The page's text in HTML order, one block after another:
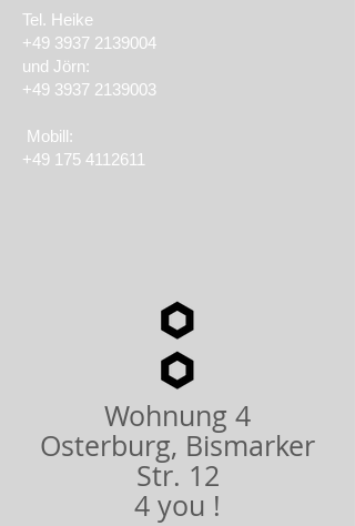
Tel. Heike
+49 3937 2139004
und Jörn:
+49 3937 2139003
Mobill:
+49 175 4112611
Wohnung 4
Osterburg, Bismarker
Str. 12
4 you !